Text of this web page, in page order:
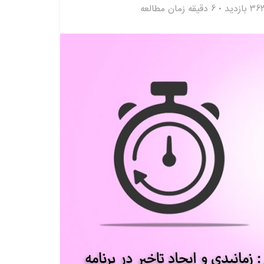
بازدید 6 دقیقه زمان مطالعه